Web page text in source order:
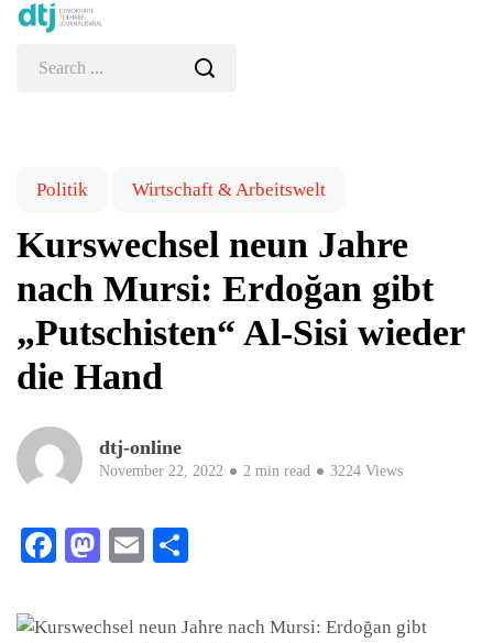
Politik Wirtschaft & Arbeitswelt
Kurswechsel neun Jahre
nach Mursi: Erdoğan gibt
„Putschisten“ Al-Sisi wieder
die Hand
dtj-online
November 22, 2022 2 min read 3224 Views
Facebook
Mastodon
Email